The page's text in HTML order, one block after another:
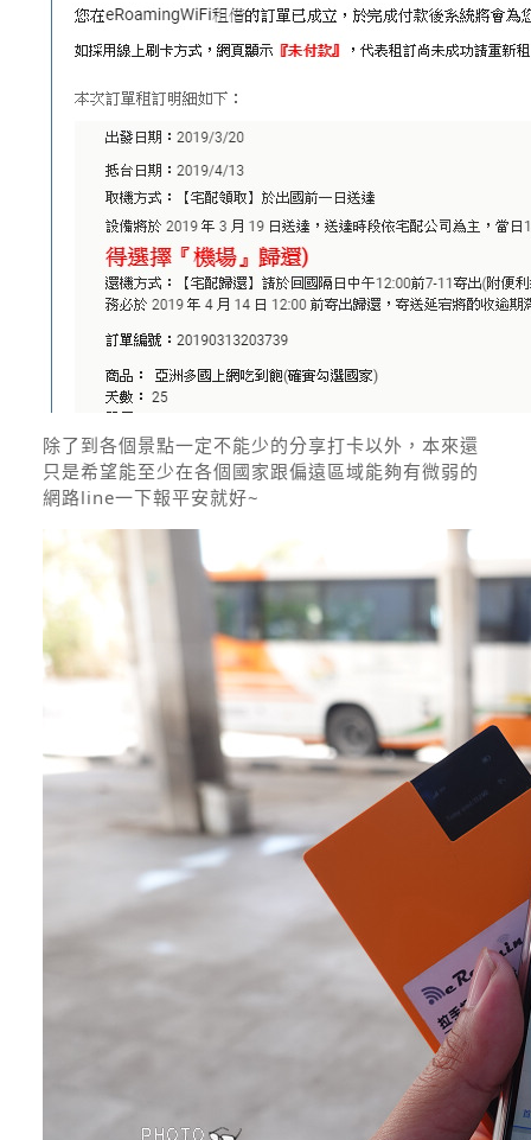
除了到各個景點一定不能少的分享打卡以外，本來還
只是希望能至少在各個國家跟偏遠區域能夠有微弱的
網路line一下報平安就好~